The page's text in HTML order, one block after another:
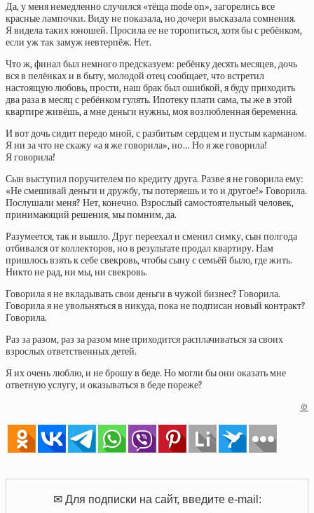
Да, у меня немедленно случился «тёща mode on», загорелись все
красные лампочки. Виду не показала, но дочери высказала сомнения.
Я видела таких юношей. Просила ее не торопиться, хотя бы с ребёнком,
если уж так замуж невтерпёж. Нет.
Что ж, финал был немного предсказуем: ребёнку десять месяцев, дочь
вся в пелёнках и в быту, молодой отец сообщает, что встретил
настоящую любовь, прости, наш брак был ошибкой, я буду приходить
два раза в месяц с ребёнком гулять. Ипотеку плати сама, ты же в этой
квартире живёшь, а мне деньги нужны, моя возлюбленная беременна.
И вот дочь сидит передо мной, с разбитым сердцем и пустым карманом.
Я ни за что не скажу «а я же говорила», но… Но я же говорила!
Я говорила!
Сын выступил поручителем по кредиту друга. Разве я не говорила ему:
«Не смешивай деньги и дружбу, ты потеряешь и то и другое!» Говорила.
Послушали меня? Нет, конечно. Взрослый самостоятельный человек,
принимающий решения, мы помним, да.
Разумеется, так и вышло. Друг переехал и сменил симку, сын полгода
отбивался от коллекторов, но в результате продал квартиру. Нам
пришлось взять к себе свекровь, чтобы сыну с семьёй было, где жить.
Никто не рад, ни мы, ни свекровь.
Говорила я не вкладывать свои деньги в чужой бизнес? Говорила.
Говорила я не увольняться в никуда, пока не подписан новый контракт?
Говорила.
Раз за разом, раз за разом мне приходится расплачиваться за своих
взрослых ответственных детей.
Я их очень люблю, и не брошу в беде. Но могли бы они оказать мне
ответную услугу, и оказываться в беде пореже?
©
✉ Для подписки на сайт, введите e-mail: